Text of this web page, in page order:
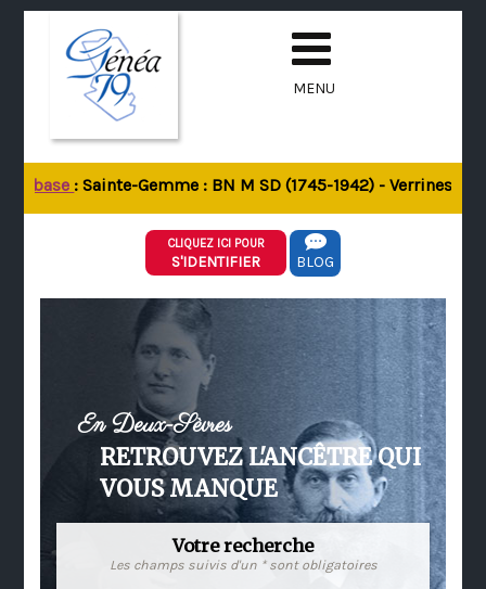
MENU
base: Sainte-Gemme : BN M SD (1745-1942) - Verrines-
CLIQUEZ ICI POUR
S'IDENTIFIER BLOG
En Deux-Sèvres
RETROUVEZ L'ANCÊTRE QUI
VOUS MANQUE
Votre recherche
Les champs suivis d'un * sont obligatoires